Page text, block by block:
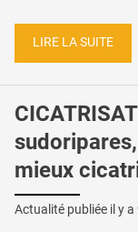
LIRE LA SUITE
mieux
Actualité publiée il y a